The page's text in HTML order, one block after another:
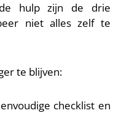
hulp zijn de drie
niet alles zelf te
te blijven:
checklist en